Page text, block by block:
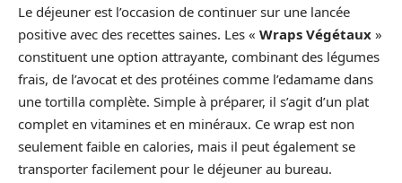
Le déjeuner est l’occasion de continuer sur une lancée
positive avec des recettes saines. Les « Wraps Végétaux »
constituent une option attrayante, combinant des légumes
frais, de l’avocat et des protéines comme l’edamame dans
une tortilla complète. Simple à préparer, il s’agit d’un plat
complet en vitamines et en minéraux. Ce wrap est non
seulement faible en calories, mais il peut également se
transporter facilement pour le déjeuner au bureau.